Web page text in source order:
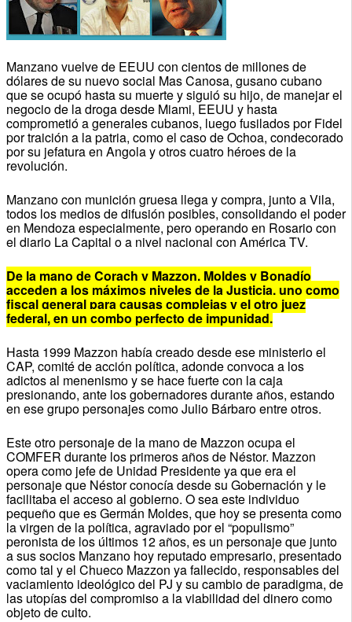
Manzano vuelve de EEUU con cientos de millones de
dólares de su nuevo social Mas Canosa, gusano cubano
que se ocupó hasta su muerte y siguió su hijo, de manejar el
negocio de la droga desde Miami, EEUU y hasta
comprometió a generales cubanos, luego fusilados por Fidel
por traición a la patria, como el caso de Ochoa, condecorado
por su jefatura en Angola y otros cuatro héroes de la
revolución.
Manzano con munición gruesa llega y compra, junto a Vila,
todos los medios de difusión posibles, consolidando el poder
en Mendoza especialmente, pero operando en Rosario con
el diario La Capital o a nivel nacional con América TV.
De la mano de Corach y Mazzon, Moldes y Bonadío
acceden a los máximos niveles de la Justicia, uno como
fiscal general para causas complejas y el otro juez
federal, en un combo perfecto de impunidad.
Hasta 1999 Mazzon había creado desde ese ministerio el
CAP, comité de acción política, adonde convoca a los
adictos al menenismo y se hace fuerte con la caja
presionando, ante los gobernadores durante años, estando
en ese grupo personajes como Julio Bárbaro entre otros.
Este otro personaje de la mano de Mazzon ocupa el
COMFER durante los primeros años de Néstor. Mazzon
opera como jefe de Unidad Presidente ya que era el
personaje que Néstor conocía desde su Gobernación y le
facilitaba el acceso al gobierno. O sea este individuo
pequeño que es Germán Moldes, que hoy se presenta como
la virgen de la política, agraviado por el “populismo”
peronista de los últimos 12 años, es un personaje que junto
a sus socios Manzano hoy reputado empresario, presentado
como tal y el Chueco Mazzon ya fallecido, responsables del
vaciamiento ideológico del PJ y su cambio de paradigma, de
las utopías del compromiso a la viabilidad del dinero como
objeto de culto.